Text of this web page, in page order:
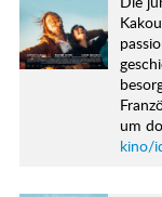
um
kino/